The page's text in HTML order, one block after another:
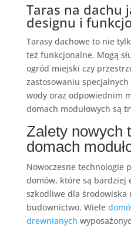
Taras na dachu
designu i
Tarasy dachowe to nie
też funkcjonalne. Mogą
ogród miejski czy
zastosowaniu
wody oraz odpowiednim
domach modułowych są
Zalety nowych
domach
Nowoczesne technologie
domów, które są bardziej
szkodliwe dla środowiska
budownictwo. Wiele
drewnianych